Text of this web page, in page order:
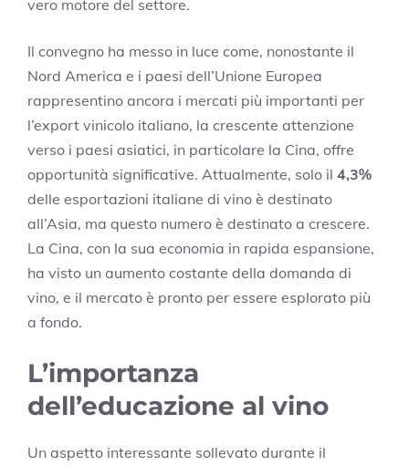
vero motore del settore.
Il convegno ha messo in luce come, nonostante il
Nord America e i paesi dell’Unione Europea
rappresentino ancora i mercati più importanti per
l’export vinicolo italiano, la crescente attenzione
verso i paesi asiatici, in particolare la Cina, offre
opportunità significative. Attualmente, solo il 4,3%
delle esportazioni italiane di vino è destinato
all’Asia, ma questo numero è destinato a crescere.
La Cina, con la sua economia in rapida espansione,
ha visto un aumento costante della domanda di
vino, e il mercato è pronto per essere esplorato più
a fondo.
L’importanza
dell’educazione al vino
Un aspetto interessante sollevato durante il